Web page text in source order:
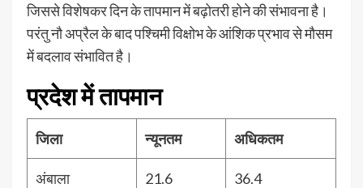
जिससे विशेषकर दिन के तापमान में बढ़ोतरी होने की संभावना है।
परंतु नौ अप्रैल के बाद पश्चिमी विक्षोभ के आंशिक प्रभाव से मौसम
में बदलाव संभावित है।
प्रदेश में तापमान
जिला न्यूनतम अधिकतम
अंबाला 21.6 36.4